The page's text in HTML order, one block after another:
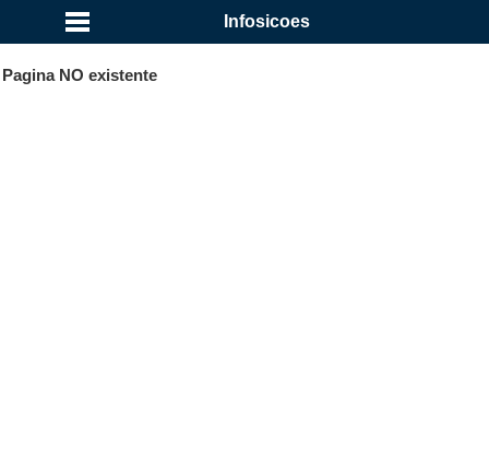
Infosicoes
Pagina NO existente